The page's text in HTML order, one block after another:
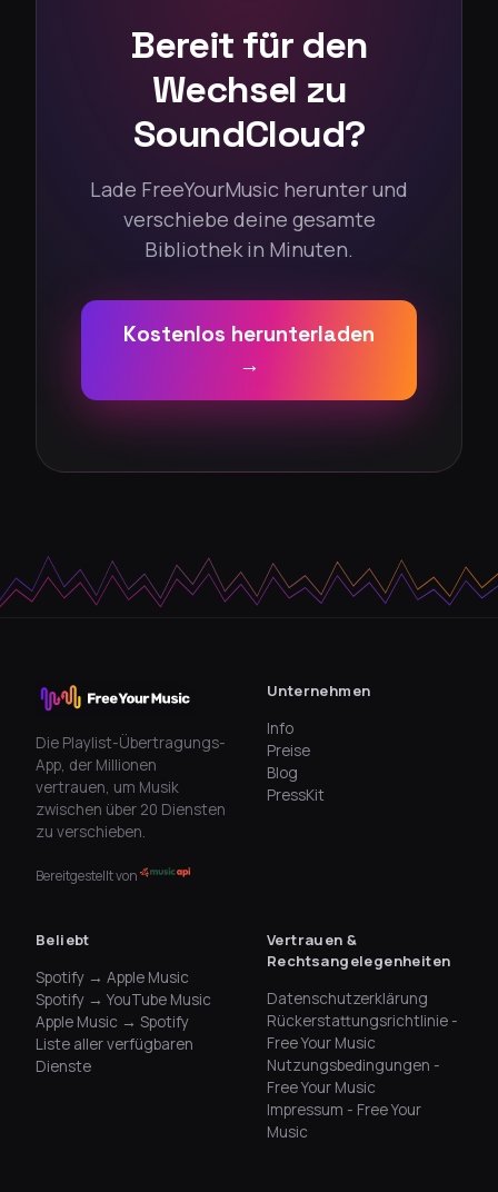
Bereit für den
Wechsel zu
SoundCloud?
Lade FreeYourMusic herunter und
verschiebe deine gesamte
Bibliothek in Minuten.
Kostenlos herunterladen
→
Die Playlist-Übertragungs-
App, der Millionen
vertrauen, um Musik
zwischen über 20 Diensten
zu verschieben.
Bereitgestellt von
Unternehmen
Info
Preise
Blog
PressKit
Beliebt
Spotify → Apple Music
Spotify → YouTube Music
Apple Music → Spotify
Liste aller verfügbaren
Dienste
Vertrauen &
Rechtsangelegenheiten
Datenschutzerklärung
Rückerstattungsrichtlinie -
Free Your Music
Nutzungsbedingungen -
Free Your Music
Impressum - Free Your
Music